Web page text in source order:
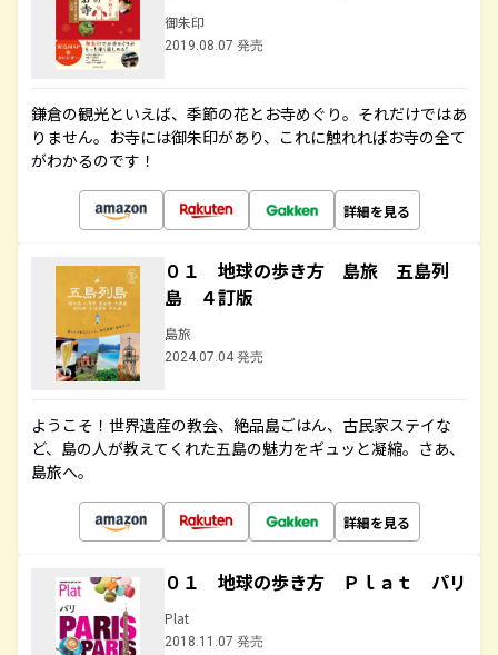
御朱印
2019.08.07 発売
鎌倉の観光といえば、季節の花とお寺めぐり。それだけではあ
りません。お寺には御朱印があり、これに触れればお寺の全て
がわかるのです！
詳細を見る
０１ 地球の歩き方 島旅 五島列
島 ４訂版
島旅
2024.07.04 発売
ようこそ！世界遺産の教会、絶品島ごはん、古民家ステイな
ど、島の人が教えてくれた五島の魅力をギュッと凝縮。さあ、
島旅へ。
詳細を見る
０１ 地球の歩き方 Ｐｌａｔ パリ
Plat
2018.11.07 発売